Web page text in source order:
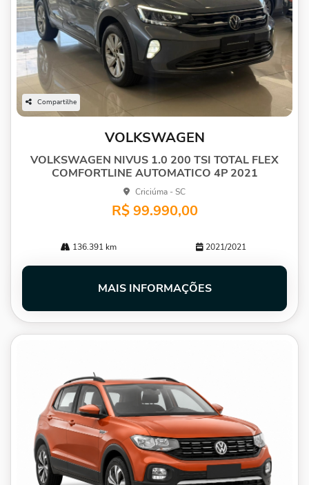
Compartilhe
VOLKSWAGEN
VOLKSWAGEN NIVUS 1.0 200 TSI TOTAL FLEX
COMFORTLINE AUTOMATICO 4P 2021
Criciúma - SC
R$ 99.990,00
136.391 km 2021/2021
MAIS INFORMAÇÕES